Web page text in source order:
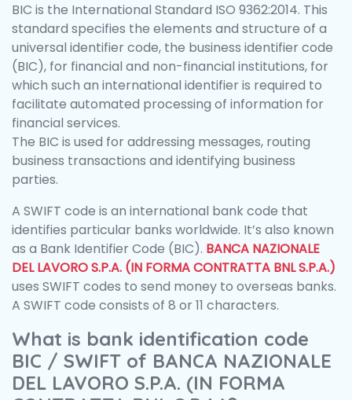
BIC is the International Standard ISO 9362:2014. This
standard specifies the elements and structure of a
universal identifier code, the business identifier code
(BIC), for financial and non-financial institutions, for
which such an international identifier is required to
facilitate automated processing of information for
financial services.
The BIC is used for addressing messages, routing
business transactions and identifying business
parties.
A SWIFT code is an international bank code that
identifies particular banks worldwide. It’s also known
as a Bank Identifier Code (BIC). BANCA NAZIONALE
DEL LAVORO S.P.A. (IN FORMA CONTRATTA BNL S.P.A.)
uses SWIFT codes to send money to overseas banks.
A SWIFT code consists of 8 or 11 characters.
What is bank identification code
BIC / SWIFT of BANCA NAZIONALE
DEL LAVORO S.P.A. (IN FORMA